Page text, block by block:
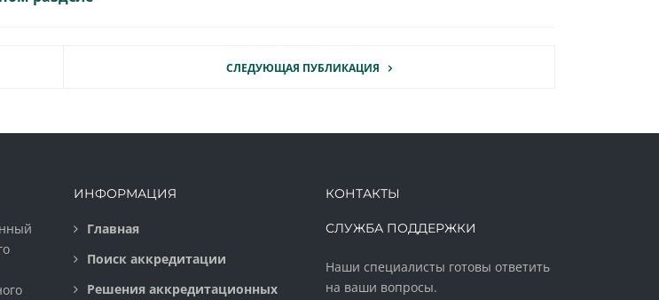
СЛЕДУЮЩАЯ ПУБЛИКАЦИЯ
ИНФОРМАЦИЯ
Главная
Поиск аккредитации
Решения аккредитационных
КОНТАКТЫ
СЛУЖБА ПОДДЕРЖКИ
Наши специалисты готовы ответить
на ваши вопросы.